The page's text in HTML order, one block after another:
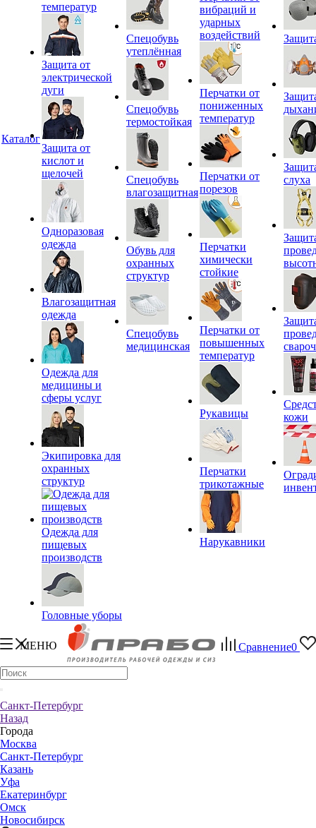
Каталог
температур
Защита от
электрической
дуги
Защита от
кислот и
щелочей
Одноразовая
одежда
Влагозащитная
одежда
Одежда для
медицины и
сферы услуг
Экипировка для
охранных
структур
Одежда для
пищевых
производств
Головные уборы
Спецобувь
утеплённая
Спецобувь
термостойкая
Спецобувь
влагозащитная
Обувь для
охранных
структур
Спецобувь
медицинская
вибраций и
ударных
воздействий
Перчатки от
пониженных
температур
Перчатки от
порезов
Перчатки
химически
стойкие
Перчатки от
повышенных
температур
Рукавицы
Перчатки
трикотажные
Нарукавники
слуха
кожи
МЕНЮ Сравнение0
Санкт-Петербург
Назад
Города
Москва
Санкт-Петербург
Казань
Уфа
Екатеринбург
Омск
Новосибирск